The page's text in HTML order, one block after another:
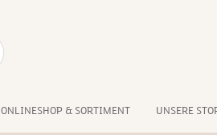
ONLINESHOP & SORTIMENT UNSERE